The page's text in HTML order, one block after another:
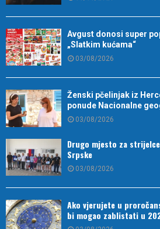
Avgust donosi super
„Slatkim kućama“
03/08/2026
Ženski pčelinjak iz
ponude Nacionalne
03/08/2026
Drugo mjesto za
Srpske
03/08/2026
Ako vjerujete u
bi mogao zablistati u